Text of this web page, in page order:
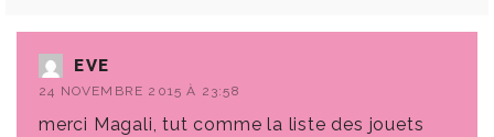
EVE
24 NOVEMBRE 2015 À 23:58
merci Magali, tut comme la liste des jouets